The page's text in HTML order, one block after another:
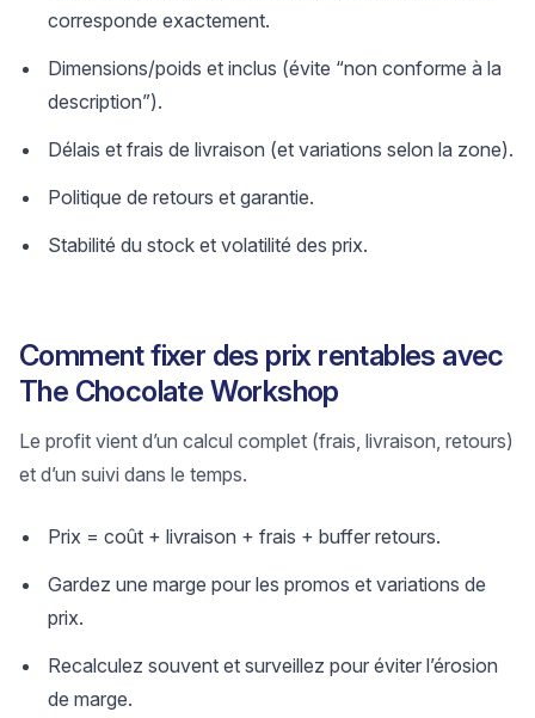
corresponde exactement.
Dimensions/poids et inclus (évite “non conforme à la
description”).
Délais et frais de livraison (et variations selon la zone).
Politique de retours et garantie.
Stabilité du stock et volatilité des prix.
Comment fixer des prix rentables avec
The Chocolate Workshop
Le profit vient d’un calcul complet (frais, livraison, retours)
et d’un suivi dans le temps.
Prix = coût + livraison + frais + buffer retours.
Gardez une marge pour les promos et variations de
prix.
Recalculez souvent et surveillez pour éviter l’érosion
de marge.